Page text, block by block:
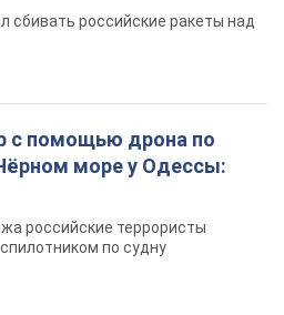
сбивать российские ракеты над
с помощью дрона по
море у Одессы:
российские террористы
по судну